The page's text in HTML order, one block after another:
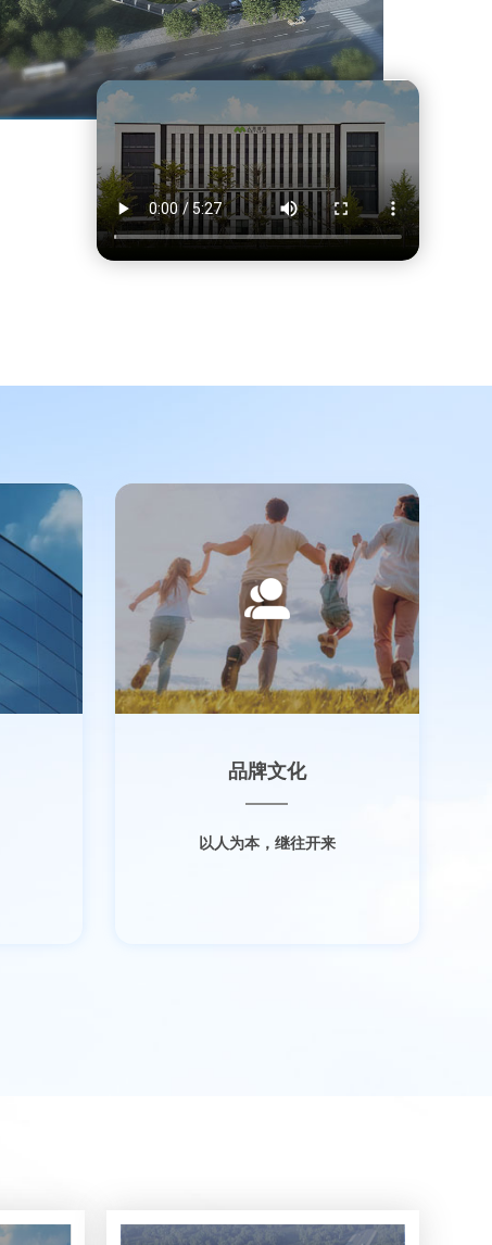
品牌文化
以人为本，继往开来